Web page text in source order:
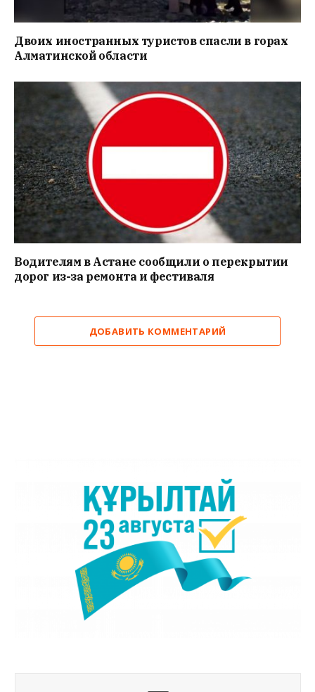
Двоих иностранных туристов спасли в горах
Алматинской области
Водителям в Астане сообщили о перекрытии
дорог из-за ремонта и фестиваля
ДОБАВИТЬ КОММЕНТАРИЙ